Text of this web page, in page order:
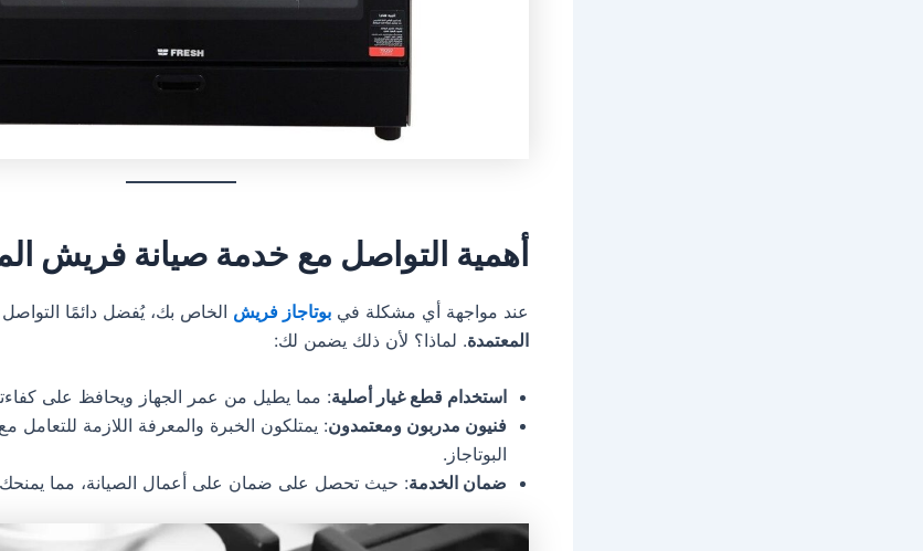
أهمية التواصل مع خدمة صيانة فريش
عند مواجهة أي مشكلة في بوتاجاز فريش الخاص بك، يُفضل دائمًا
المعتمدة. لماذا؟ لأن ذلك يضمن لك:
استخدام قطع غيار أصلية: مما يطيل من عمر الجهاز ويحافظ على
فنيون مدربون ومعتمدون: يمتلكون الخبرة والمعرفة اللازمة للتعامل
البوتاجاز.
ضمان الخدمة: حيث تحصل على ضمان على أعمال الصيانة، مما يمنحك